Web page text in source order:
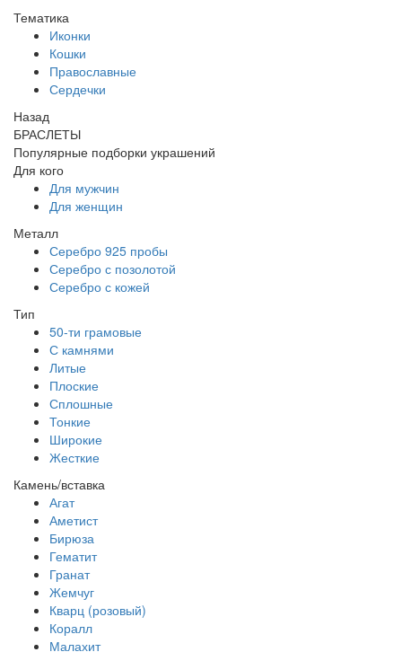
Тематика
Иконки
Кошки
Православные
Сердечки
Назад
БРАСЛЕТЫ
Популярные подборки украшений
Для кого
Для мужчин
Для женщин
Металл
Серебро 925 пробы
Серебро с позолотой
Серебро с кожей
Тип
50-ти грамовые
С камнями
Литые
Плоские
Сплошные
Тонкие
Широкие
Жесткие
Камень/вставка
Агат
Аметист
Бирюза
Гематит
Гранат
Жемчуг
Кварц (розовый)
Коралл
Малахит